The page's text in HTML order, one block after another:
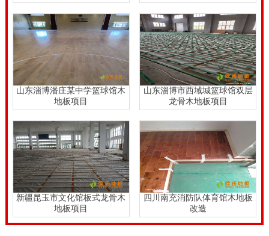
定，垂直变形、平面变形和滚动负载，使体育地板在具
备*秀运动性能的同时，还能够承载高强度运动而木地
板本身不受损伤。体育木地板的技术功能，让体育木地
板不同于普能家装木地板，能满足体育场馆和运动人员
的各项需求。
山东淄博潘庄某中学篮球馆木
地板项目
山东淄博市西域城篮球馆双层
龙骨木地板项目
新疆昆玉市文化馆板式龙骨木
地板项目
四川南充消防队体育馆木地板
改造